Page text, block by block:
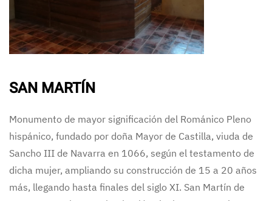
SAN MARTÍN
Monumento de mayor significación del Románico Pleno
hispánico, fundado por doña Mayor de Castilla, viuda de
Sancho III de Navarra en 1066, según el testamento de
dicha mujer, ampliando su construcción de 15 a 20 años
más, llegando hasta finales del siglo XI. San Martín de